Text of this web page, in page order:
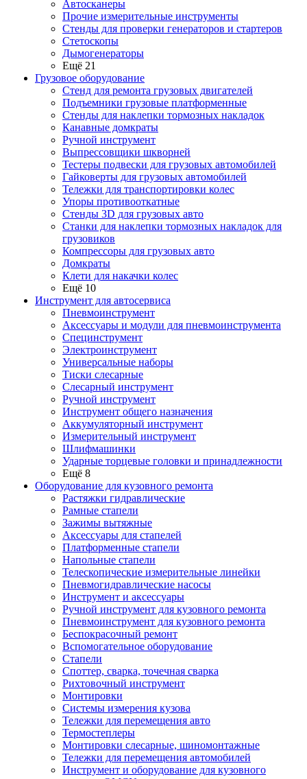
Автосканеры
Прочие измерительные инструменты
Стенды для проверки генераторов и стартеров
Стетоскопы
Дымогенераторы
Ещё 21
Грузовое оборудование
Стенд для ремонта грузовых двигателей
Подъемники грузовые платформенные
Стенды для наклепки тормозных накладок
Канавные домкраты
Ручной инструмент
Выпрессовщики шкворней
Тестеры подвески для грузовых автомобилей
Гайковерты для грузовых автомобилей
Тележки для транспортировки колес
Упоры противооткатные
Стенды 3D для грузовых авто
Станки для наклепки тормозных накладок для
грузовиков
Компрессоры для грузовых авто
Домкраты
Клети для накачки колес
Ещё 10
Инструмент для автосервиса
Пневмоинструмент
Аксессуары и модули для пневмоинструмента
Специнструмент
Электроинструмент
Универсальные наборы
Тиски слесарные
Слесарный инструмент
Ручной инструмент
Инструмент общего назначения
Аккумуляторный инструмент
Измерительный инструмент
Шлифмашинки
Ударные торцевые головки и принадлежности
Ещё 8
Оборудование для кузовного ремонта
Растяжки гидравлические
Рамные стапели
Зажимы вытяжные
Аксессуары для стапелей
Платформенные стапели
Напольные стапели
Телескопические измерительные линейки
Пневмогидравлические насосы
Инструмент и аксессуары
Ручной инструмент для кузовного ремонта
Пневмоинструмент для кузовного ремонта
Беспокрасочный ремонт
Вспомогательное оборудование
Стапели
Споттер, сварка, точечная сварка
Рихтовочный инструмент
Монтировки
Системы измерения кузова
Тележки для перемещения авто
Термостеплеры
Монтировки слесарные, шиномонтажные
Тележки для перемещения автомобилей
Инструмент и оборудование для кузовного